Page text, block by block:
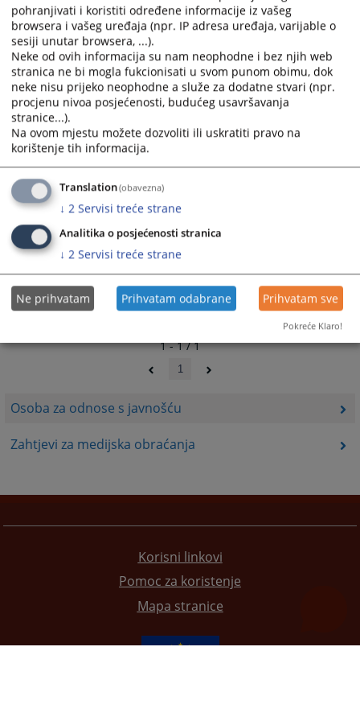
Osoba za odnose s javnošću
Zahtjevi za medijska obraćanja
1 - 1 / 1
1
Korisni linkovi
Pomoc za koristenje
Mapa stranice
pohranjivati i koristiti određene informacije iz vašeg
browsera i vašeg uređaja (npr. IP adresa uređaja, varijable o
sesiji unutar browsera, ...).
Neke od ovih informacija su nam neophodne i bez njih web
stranica ne bi mogla fukcionisati u svom punom obimu, dok
neke nisu prijeko neophodne a služe za dodatne stvari (npr.
procjenu nivoa posjećenosti, budućeg usavršavanja
stranice...).
Na ovom mjestu možete dozvoliti ili uskratiti pravo na
korištenje tih informacija.
Translation(obavezna)
↓ 2 Servisi treće strane
Analitika o posjećenosti stranica
↓ 2 Servisi treće strane
Ne prihvatam Prihvatam odabrane Prihvatam sve
Pokreće Klaro!